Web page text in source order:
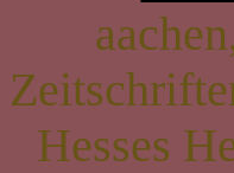
Hesses